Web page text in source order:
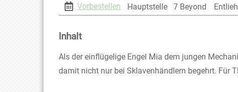
Vorbestellen
Hauptstelle 7 Beyond
Inhalt
Als der einflügelige Engel Mia dem jungen
damit nicht nur bei Sklavenhändlern begehrt. Für